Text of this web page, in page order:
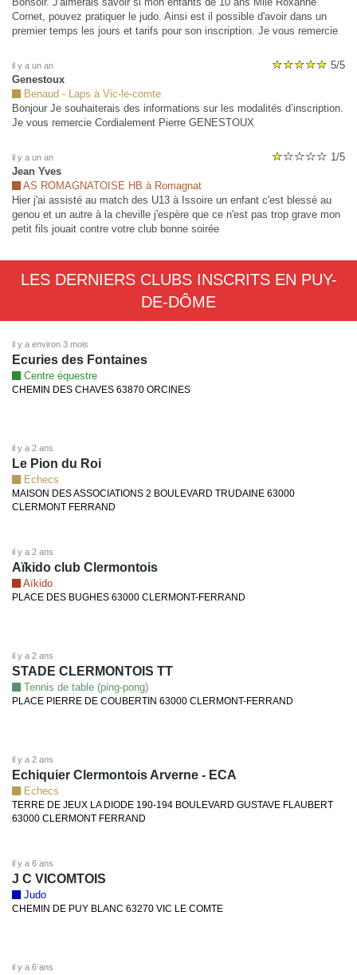
Cornet, pouvez pratiquer le judo. Ainsi est il possible d'avoir dans un
premier temps les jours et tarifs pour son inscription. Je vous remercie
il y a un an
5/5
Genestoux
Benaud - Laps à Vic-le-comte
Bonjour Je souhaiterais des informations sur les modalités d’inscription.
Je vous remercie Cordialement Pierre GENESTOUX
il y a un an
1/5
Jean Yves
AS ROMAGNATOISE HB à Romagnat
Hier j'ai assisté au match des U13 à Issoire un enfant c'est blessé au
genou et un autre à la cheville j'espère que ce n'est pas trop grave mon
petit fils jouait contre votre club bonne soirée
LES DERNIERS CLUBS INSCRITS EN PUY-
DE-DÔME
il y a environ 3 mois
Ecuries des Fontaines
Centre équestre
CHEMIN DES CHAVES 63870 ORCINES
il y a 2 ans
Le Pion du Roi
Echecs
MAISON DES ASSOCIATIONS 2 BOULEVARD TRUDAINE 63000
CLERMONT FERRAND
il y a 2 ans
Aïkido club Clermontois
Aïkido
PLACE DES BUGHES 63000 CLERMONT-FERRAND
il y a 2 ans
STADE CLERMONTOIS TT
Tennis de table (ping-pong)
PLACE PIERRE DE COUBERTIN 63000 CLERMONT-FERRAND
il y a 2 ans
Echiquier Clermontois Arverne - ECA
Echecs
TERRE DE JEUX LA DIODE 190-194 BOULEVARD GUSTAVE FLAUBERT
63000 CLERMONT FERRAND
il y a 6 ans
J C VICOMTOIS
Judo
CHEMIN DE PUY BLANC 63270 VIC LE COMTE
il y a 6 ans